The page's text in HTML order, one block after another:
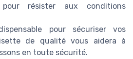
résister aux conditions
pour sécuriser vos
de qualité vous aidera à
en toute sécurité.